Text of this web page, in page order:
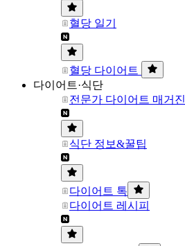
혈당 일기
혈당 다이어트
다이어트·식단
전문가 다이어트 매거진
식단 정보&꿀팁
다이어트 톡
다이어트 레시피